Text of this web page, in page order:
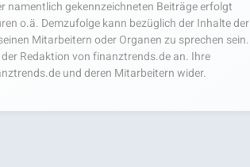
namentlich gekennzeichneten Beiträge erfolgt
o.ä. Demzufolge kann bezüglich der Inhalte der
Mitarbeitern oder Organen zu sprechen sein.
Redaktion von finanztrends.de an. Ihre
und deren Mitarbeitern wider.